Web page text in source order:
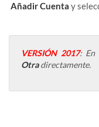
Añadir Cuenta y
VERSIÓN 2017: En
Otradirectamente.